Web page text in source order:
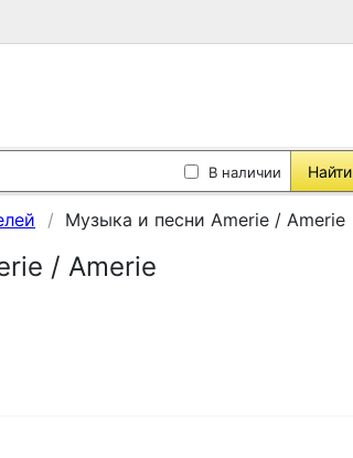
В наличии Найти
Музыка и песни Amerie / Amerie
/ Amerie